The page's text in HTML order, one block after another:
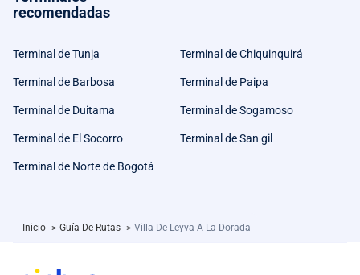
recomendadas
Terminal de Tunja Terminal de Chiquinquirá
Terminal de Barbosa Terminal de Paipa
Terminal de Duitama Terminal de Sogamoso
Terminal de El Socorro Terminal de San gil
Terminal de Norte de Bogotá
Inicio > Guía De Rutas > Villa De Leyva A La Dorada